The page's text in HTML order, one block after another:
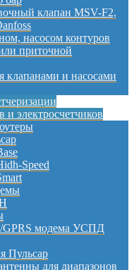
клапан MSV-F2,
насосом контуров
приточной
и насосами
и электросчетчиков
Speed
GPRS модема УСПД
Пульсар
для диапазонов